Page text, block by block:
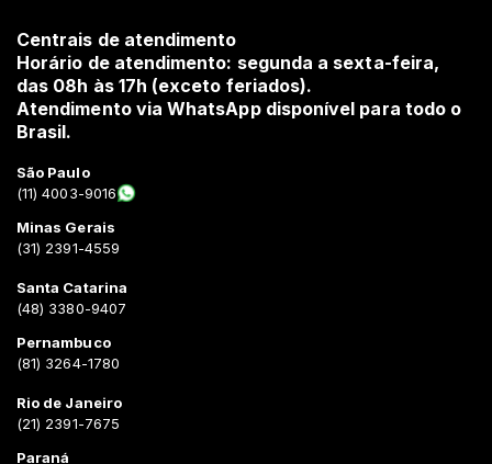
Centrais de atendimento
Horário de atendimento: segunda a sexta-feira,
das 08h às 17h (exceto feriados).
Atendimento via WhatsApp disponível para todo o
Brasil.
São Paulo
(11) 4003-9016
Minas Gerais
(31) 2391-4559
Santa Catarina
(48) 3380-9407
Pernambuco
(81) 3264-1780
Rio de Janeiro
(21) 2391-7675
Paraná